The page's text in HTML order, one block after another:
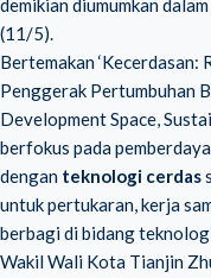
demikian diumumkan
(11/5).
Bertemakan ‘Kecerdasan:
Penggerak Pertumbuhan
Development Space,
berfokus pada
dengan teknologi cerdas
untuk pertukaran, kerja
berbagi di bidang
Wakil Wali Kota Tianjin